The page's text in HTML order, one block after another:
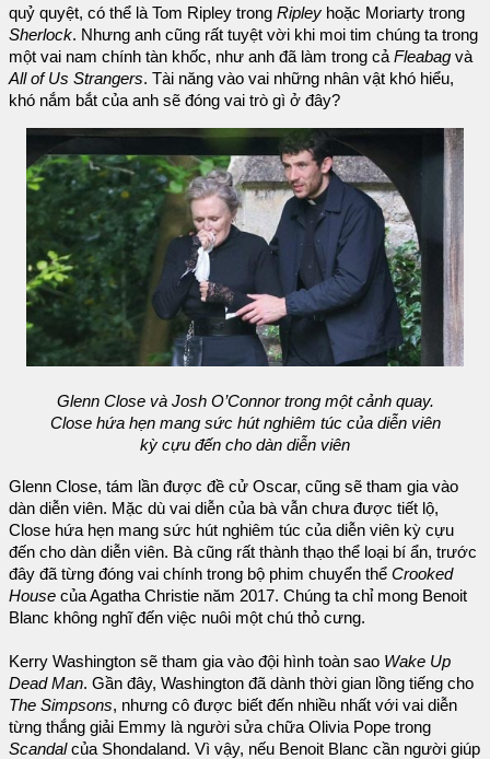
quỷ quyệt, có thể là Tom Ripley trong Ripley hoặc Moriarty trong
Sherlock. Nhưng anh cũng rất tuyệt vời khi moi tim chúng ta trong
một vai nam chính tàn khốc, như anh đã làm trong cả Fleabag và
All of Us Strangers. Tài năng vào vai những nhân vật khó hiểu,
khó nắm bắt của anh sẽ đóng vai trò gì ở đây?
Glenn Close và Josh O’Connor trong một cảnh quay.
Close hứa hẹn mang sức hút nghiêm túc của diễn viên
kỳ cựu đến cho dàn diễn viên
Glenn Close, tám lần được đề cử Oscar, cũng sẽ tham gia vào
dàn diễn viên. Mặc dù vai diễn của bà vẫn chưa được tiết lộ,
Close hứa hẹn mang sức hút nghiêm túc của diễn viên kỳ cựu
đến cho dàn diễn viên. Bà cũng rất thành thạo thể loại bí ẩn, trước
đây đã từng đóng vai chính trong bộ phim chuyển thể Crooked
House của Agatha Christie năm 2017. Chúng ta chỉ mong Benoit
Blanc không nghĩ đến việc nuôi một chú thỏ cưng.
Kerry Washington sẽ tham gia vào đội hình toàn sao Wake Up
Dead Man. Gần đây, Washington đã dành thời gian lồng tiếng cho
The Simpsons, nhưng cô được biết đến nhiều nhất với vai diễn
từng thắng giải Emmy là người sửa chữa Olivia Pope trong
Scandalcủa Shondaland. Vì vậy, nếu Benoit Blanc cần người giúp